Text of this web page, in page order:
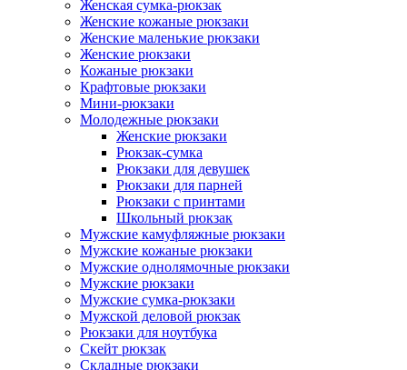
Женская сумка-рюкзак
Женские кожаные рюкзаки
Женские маленькие рюкзаки
Женские рюкзаки
Кожаные рюкзаки
Крафтовые рюкзаки
Мини-рюкзаки
Молодежные рюкзаки
Женские рюкзаки
Рюкзак-сумка
Рюкзаки для девушек
Рюкзаки для парней
Рюкзаки с принтами
Школьный рюкзак
Мужские камуфляжные рюкзаки
Мужские кожаные рюкзаки
Мужские однолямочные рюкзаки
Мужские рюкзаки
Мужские сумка-рюкзаки
Мужской деловой рюкзак
Рюкзаки для ноутбука
Скейт рюкзак
Складные рюкзаки